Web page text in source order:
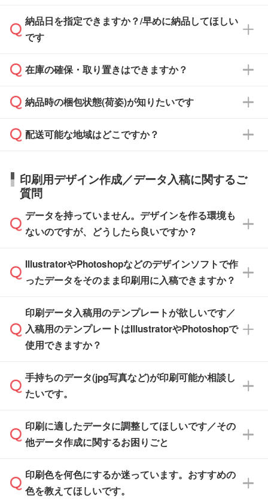
また、卒業・卒園記念品で対策委員会や個人様
校や幼稚園・保育園であれば、同様の条件でご
ご希望の際は担当スタッフまでお気軽にご相談
ください。
ず、通常はPDFデータをメール添付でお送りし
ます。
たは注文フォームの『ご注文に関する備考欄』
・印刷する場合(500個程度)
ご入金、イメージ画像の校了から約2週間～2
ご入金確認後、1～2営業日で出荷いたしま
タッフまでお問い合わせください。
ル」に注文予定日をご入力いただくと、おおよ
その締切日や出荷目安をご確認いただけます。
品が決まりましたらお早めのご発注をお願いい
たします。
※土日祝日を除く営業日換算です。
※沖縄・離島は追加日数がかかります。
納品日を指定できますか？/早めに納品してほしい
です
ご希望の納期がある場合は、お問い合わせ・お
い。
応が可能かご案内いたします。
す。>>対象商品はこちら
※最短出荷日は商品によって異なります。各商
品ページにてご確認ください
在庫の確保・取り置きはできますか？
ご入金確認後に在庫を確保し、注文確定のご連
はできかねますので予めご了承ください。
納品時の梱包状態(荷姿)が知りたいです
商品によって異なります。各ページにある商品
す。(白箱、化粧箱、ブリスターパックなど)
【袋入り】 商品がひとつずつ袋に入っていま
す。(透明袋、デザイン袋など)
【個包装なし】 個包装がされていない状態で
※化粧箱から白箱への入れ替えや、オリジナル
箱の作成は原則承っておりません。
配送可能な地域はどこですか？
日本全国へお届けが可能です。なお、海外への
直接納品は行っておりませんので予めご了承く
ださい。
印刷用デザイン作成／データ入稿に関するご
質問
データを持っていません。デザインを作る環境も
ないのですが、どうしたら良いですか？
無料の「デザインシミュレーター」を使えば、
PCやスマホから簡単にデザインを作成できま
ザインソフトがなくても安心です。
また、「データ作成サービス
せいただければ、弊社にて無料でデザインデー
タを1点作成いたします。
IllustratorやPhotoshopなどのデザインソフトで作
ったデータをそのまま印刷用に入稿できますか？
IllustratorやPhotoshop、CLIP STUDIOなどのデ
ザインソフトでこだわりのデザインを作成した
い方は、完全データ入稿
積・ご注文フォームにアップロードしてご入稿
ください。
ご入稿後は経験豊富なスタッフがデータに不備
がないかチェックし、お客様と確認してから印
刷に進みますので、ご安心ください。
印刷データ入稿用のテンプレートが欲しいです／
入稿用のテンプレートはIllustratorやPhotoshopで
使用できますか？
一部商品は入稿用テンプレートのご用意があり
ます。各商品ページの『印刷方法・テンプレー
入稿用のテンプレートはPDF形式ですが、
IllustratorやPhotoshopで開いてご利用いただけ
方」をご確認ください。
手持ちのデータ(jpg写真など)が印刷可能か相談し
たいです。
印刷に適したデータ・解像度かどうか、担当ス
タッフが事前に確認いたします。
ムへ添付いただくか、担当スタッフ宛にメール
でお送りください。
印刷に適したデータに調整してほしいです／その
他データ作成に関するお困りごと
データ作成でお困りの際には、担当スタッフが
サポートいたしますのでお気軽にご相談くださ
印刷色を何色にするか迷っています。おすすめの
色を教えてほしいです。